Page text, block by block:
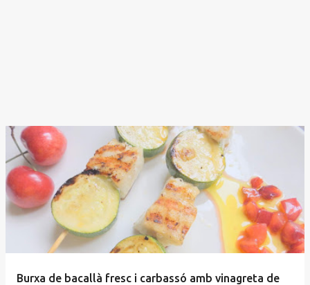
Burxa de bacallà fresc i carbassó amb vinagreta de